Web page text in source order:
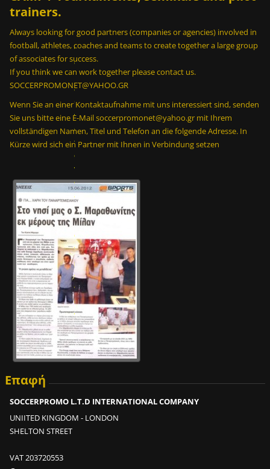
ί
ν
α
ι
δ
υ
ν
α
τ
ό
ν
σ
ε
μ
ι
α
π
ρ
ο
π
ο
ν
η
τ
ι
ή
ο
ν
trainers.
Always looking for good partners (companies or agencies) involved in
football, athletes, coaches and teams to create together a large group
of associates for success.
If you think we can work together please contact us.
SOCCERPROMONET@YAHOO.GR
Wenn Sie an einer Kontaktaufnahme mit uns interessiert sind, senden
Sie uns bitte eine E-Mail soccerpromonet@yahoo.gr mit Ihrem
vollständigen Namen, Titel und Telefon an die folgende Adresse. In
Kürze wird sich ein Partner mit Ihnen in Verbindung setzen
Επαφή
SOCCERPROMO L.T.D INTERNATIONAL COMPANY
UNIITED KINGDOM - LONDON
SHELTON STREET
VAT 203720553